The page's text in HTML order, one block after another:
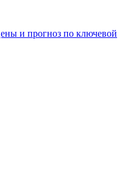
и прогноз по ключевой